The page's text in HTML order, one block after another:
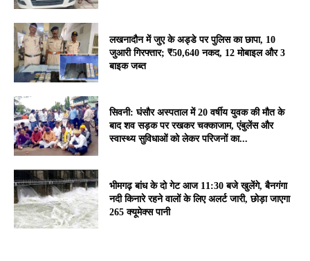
लखनादौन में जुए के अड्डे पर पुलिस का छापा, 10
जुआरी गिरफ्तार; ₹50,640 नकद, 12 मोबाइल और 3
बाइक जब्त
सिवनी: घंसौर अस्पताल में 20 वर्षीय युवक की मौत के
बाद शव सड़क पर रखकर चक्काजाम, एंबुलेंस और
स्वास्थ्य सुविधाओं को लेकर परिजनों का...
भीमगढ़ बांध के दो गेट आज 11:30 बजे खुलेंगे, बैनगंगा
नदी किनारे रहने वालों के लिए अलर्ट जारी, छोड़ा जाएगा
265 क्यूमेक्स पानी